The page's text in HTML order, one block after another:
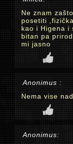
Ne znam
posetiti
kao i Higena i
bitan pa
mi jasno
Anonimus :
Nema vise
Anonimus: